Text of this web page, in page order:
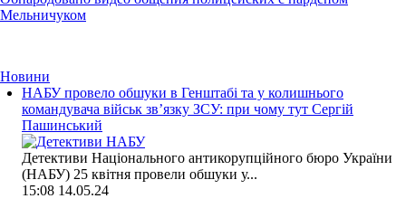
Мельничуком
Новини
НАБУ провело обшуки в Генштабі та у колишнього
командувача військ зв’язку ЗСУ: при чому тут Сергій
Пашинський
Детективи Національного антикорупційного бюро України
(НАБУ) 25 квітня провели обшуки у...
15:08 14.05.24